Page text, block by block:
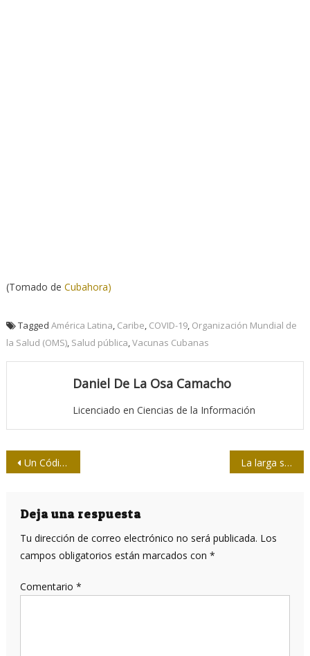
(Tomado de Cubahora)
Tagged América Latina Caribe COVID-19, Organización Mundial de
la Salud (OMS), Salud pública Vacunas Cubanas
Daniel De La Osa Camacho
Licenciado en Ciencias de la Información
Navegación
entradas
Un Código contra la violencia familiar La larga sombra de la marcha
Deja una respuesta
Tu dirección de correo electrónico no será publicada. Los
campos obligatorios están marcados con *
Comentario *